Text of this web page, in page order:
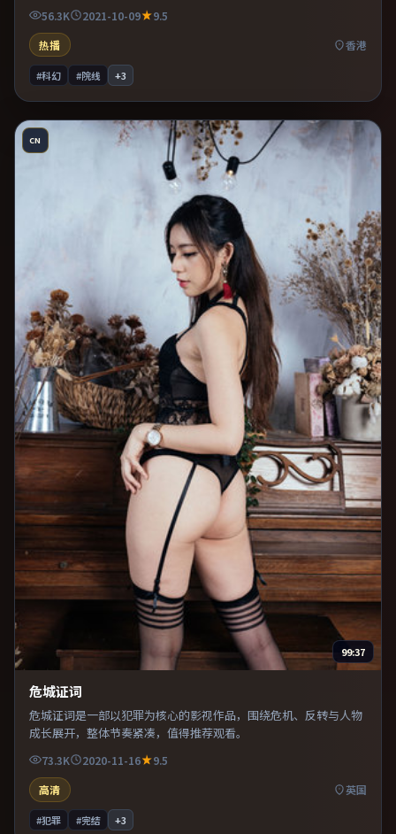
56.3K 2021-10-09
9.5
热播
香港
#科幻 #院线 +3
CN
99:37
危城证词
危城证词是一部以犯罪为核心的影视作品，围绕危机、反转与人物
成长展开，整体节奏紧凑，值得推荐观看。
73.3K 2020-11-16
9.5
高清
英国
#犯罪 #完结 +3